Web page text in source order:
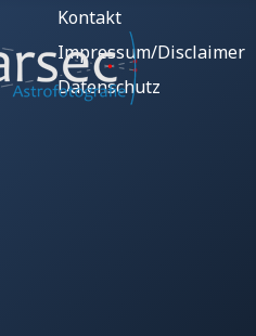
Kontakt
Impressum/Disclaimer
Datenschutz